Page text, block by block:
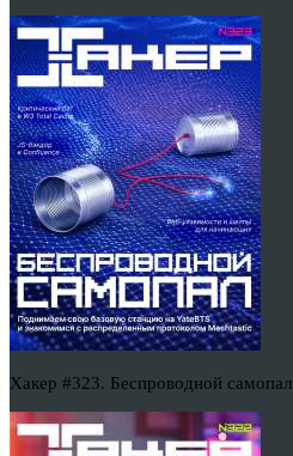
Хакер #323. Беспроводной самопал